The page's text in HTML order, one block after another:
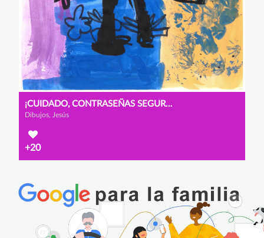
¡CUIDADO, CONTRASEÑAS SEGURAS!
Dibujos, Jesús
+20